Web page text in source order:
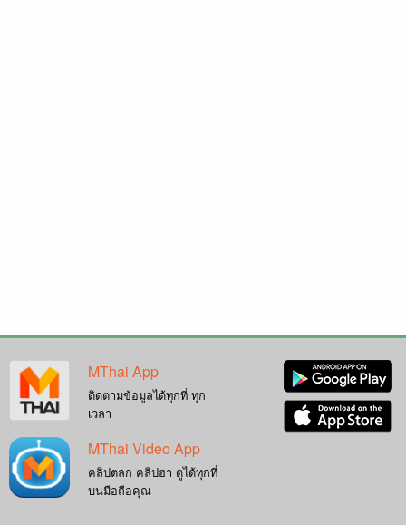
MThai App
ติดตามข้อมูลได้ทุกที่ ทุก
เวลา
MThai Video App
คลิปตลก คลิปฮา ดูได้ทุกที่
บนมือถือคุณ